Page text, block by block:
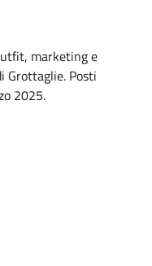
marketing e
Grottaglie. Posti
2025.